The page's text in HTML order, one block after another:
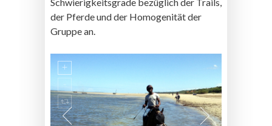
der Pferde und der Homogenität der
Gruppe an.